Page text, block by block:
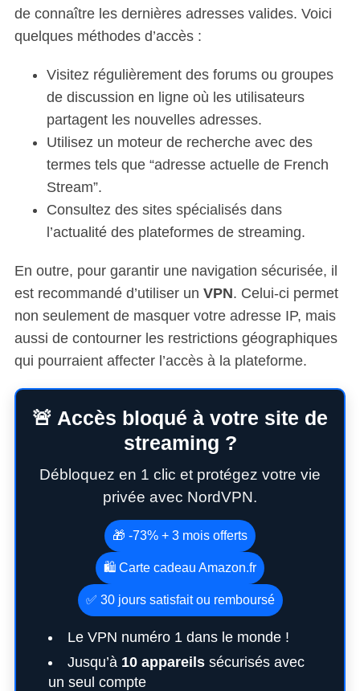
de connaître les dernières adresses valides. Voici
quelques méthodes d’accès :
Visitez régulièrement des forums ou groupes
de discussion en ligne où les utilisateurs
partagent les nouvelles adresses.
Utilisez un moteur de recherche avec des
termes tels que “adresse actuelle de French
Stream”.
Consultez des sites spécialisés dans
l’actualité des plateformes de streaming.
En outre, pour garantir une navigation sécurisée, il
est recommandé d’utiliser un VPN. Celui-ci permet
non seulement de masquer votre adresse IP, mais
aussi de contourner les restrictions géographiques
qui pourraient affecter l’accès à la plateforme.
🚨 Accès bloqué à votre site de
streaming ?
Débloquez en 1 clic et protégez votre vie
privée avec NordVPN.
🎁 -73% + 3 mois offerts
🛍️ Carte cadeau Amazon.fr
✅ 30 jours satisfait ou remboursé
Le VPN numéro 1 dans le monde !
Jusqu’à 10 appareilssécurisés avec
un seul compte